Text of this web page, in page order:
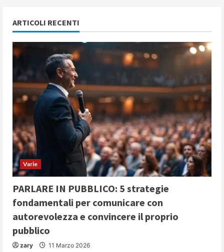
ARTICOLI RECENTI
Varie
PARLARE IN PUBBLICO: 5 strategie
fondamentali per comunicare con
autorevolezza e convincere il proprio
pubblico
zary 11 Marzo 2026